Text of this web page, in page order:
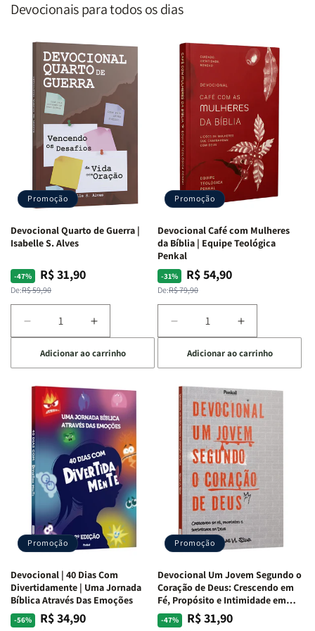
Devocionais para todos os dias
Promoção
Devocional Quarto de Guerra |
Isabelle S. Alves
-47%
Preço
normal
De:R$ 59,90
Preço
promocional
R$ 31,90
Diminuir
a
quantidade
de
Devocional
Quarto
de
Guerra
Isabelle
S.
Alves
Aumentar
a
quantidade
de
Devocional
Quarto
de
Guerra
|
Isabelle
S.
Alves
Adicionar ao carrinho
Promoção
Devocional Café com Mulheres
da Bíblia | Equipe Teológica
Penkal
-31%
Preço
normal
De:R$ 79,90
Preço
promocional
R$ 54,90
Diminuir
a
quantidade
de
Devocional
Café
com
Mulheres
da
Bíblia
Equipe
Teológica
Penkal
Aumentar
a
quantidade
de
Devocional
Café
com
Mulheres
da
Bíblia
|
Equipe
Teológica
Penkal
Adicionar ao carrinho
Promoção
Devocional | 40 Dias Com
Divertidamente | Uma Jornada
Bíblica Através Das Emoções
-56%
Preço
PreçoR$ 34,90
Promoção
Devocional Um Jovem Segundo o
Coração de Deus: Crescendo em
Fé, Propósito e Intimidade em
Deus
-47%
Preço
PreçoR$ 31,90